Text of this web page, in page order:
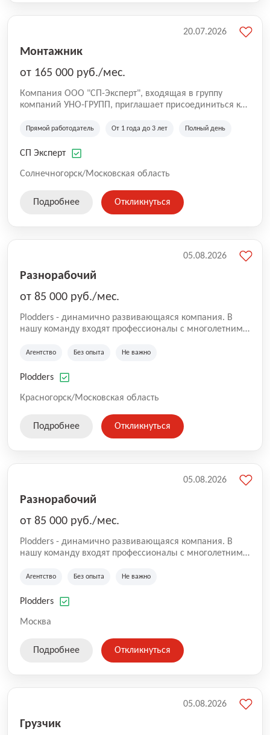
Монтажник
от 165 000 руб./мес.
Компания ООО "СП-Эксперт", входящая в группу
компаний УНО-ГРУПП, приглашает присоединиться к
работаем на рынке с 2005 года и оказываем комплекс
зданий из гибридных модульных блоков свободной
гибридно-модульного строительства.
Прямой работодатель От 1 года до 3 лет Полный день
СП Эксперт
Солнечногорск/Московская область
20.07.2026
Подробнее Откликнуться
Разнорабочий
от 85 000 руб./мес.
Plodders - динамично развивающаяся компания. В
нашу команду входят профессионалы с многолетним
на рынке аутсорсинга, а накопленный опыт позволяют
оказываемых услуг.
Агентство Без опыта Не важно
Plodders
Красногорск/Московская область
05.08.2026
Подробнее Откликнуться
Разнорабочий
от 85 000 руб./мес.
Plodders - динамично развивающаяся компания. В
нашу команду входят профессионалы с многолетним
на рынке аутсорсинга, а накопленный опыт позволяют
оказываемых услуг.
Агентство Без опыта Не важно
Plodders
Москва
05.08.2026
Подробнее Откликнуться
Грузчик
05.08.2026